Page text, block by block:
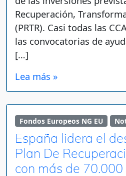
Recuperación,
(PRTR). Casi todas las
las convocatorias de
[…]
Lea más »
Fondos Europeos NG EU
España lidera el
Plan De
con más de